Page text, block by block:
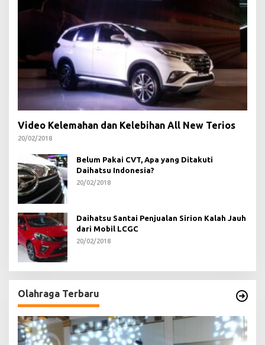
Video Kelemahan dan Kelebihan All New Terios
20/02/2018
Belum Pakai CVT, Apa yang Ditakuti
Daihatsu Indonesia?
20/02/2018
Daihatsu Santai Penjualan Sirion Kalah Jauh
dari Mobil LCGC
20/02/2018
Olahraga Terbaru